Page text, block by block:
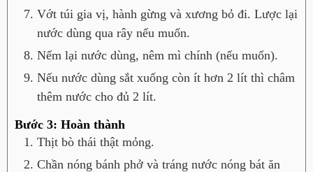
Vớt túi gia vị, hành gừng và xương bỏ đi. Lược lại
nước dùng qua rây nếu muốn.
Nếm lại nước dùng, nêm mì chính (nếu muốn).
Nếu nước dùng sắt xuống còn ít hơn 2 lít thì châm
thêm nước cho đủ 2 lít.
Bước 3: Hoàn thành
Thịt bò thái thật mỏng.
Chần nóng bánh phở và tráng nước nóng bát ăn